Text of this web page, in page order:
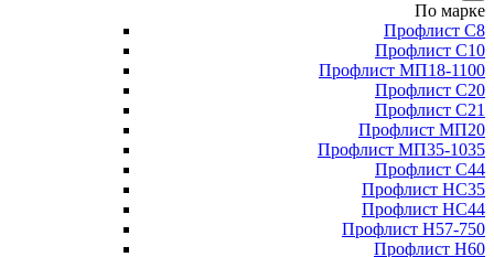
По марке
Профлист С8
Профлист С10
Профлист МП18-1100
Профлист С20
Профлист С21
Профлист МП20
Профлист МП35-1035
Профлист С44
Профлист НС35
Профлист НС44
Профлист Н57-750
Профлист Н60